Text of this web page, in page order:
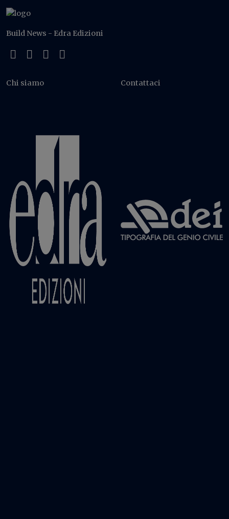
Build News - Edra Edizioni
Chi siamo Contattaci